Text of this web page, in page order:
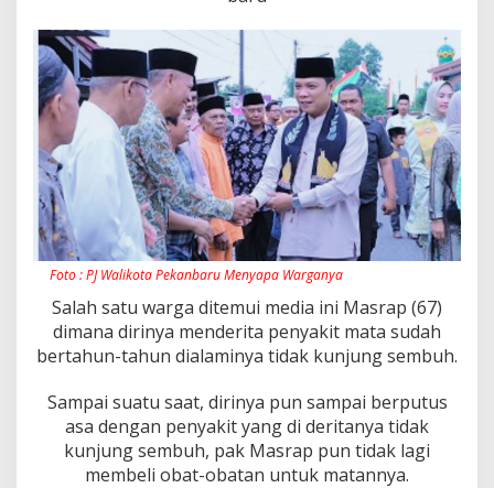
Foto : PJ Walikota Pekanbaru Menyapa Warganya
Salah satu warga ditemui media ini Masrap (67)
dimana dirinya menderita penyakit mata sudah
bertahun-tahun dialaminya tidak kunjung sembuh.
Sampai suatu saat, dirinya pun sampai berputus
asa dengan penyakit yang di deritanya tidak
kunjung sembuh, pak Masrap pun tidak lagi
membeli obat-obatan untuk matannya.